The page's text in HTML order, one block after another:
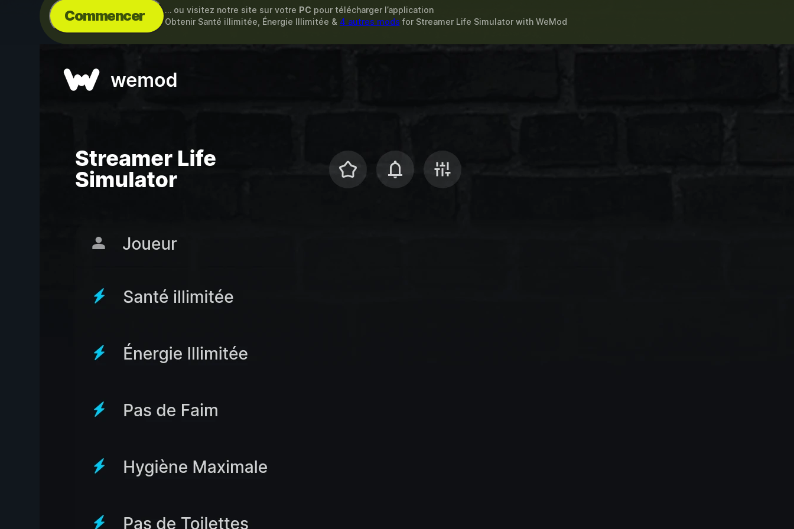
Commencer … ou visitez notre site sur votre PC pour télécharger l’application
Obtenir Santé illimitée, Énergie Illimitée & 4 autres mods for Streamer Life Simulatorwith WeMod